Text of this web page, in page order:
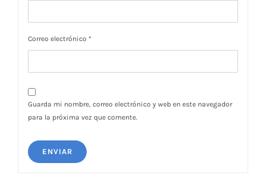
Correo electrónico *
Guarda mi nombre, correo electrónico y web en este navegador
para la próxima vez que comente.